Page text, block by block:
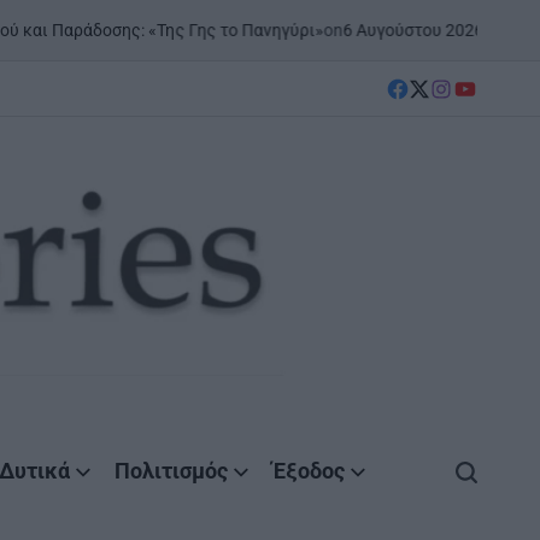
«Της Γης το Πανηγύρι»on6 Αυγούστου 2026 Posted by
facebook
Twitter
instagram
YouTube
Δυτικά Πολιτισμός Έξοδος